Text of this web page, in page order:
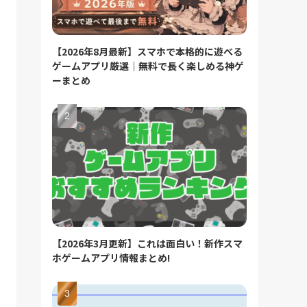
【2026年8月最新】スマホで本格的に遊べる
ゲームアプリ厳選｜無料で長く楽しめる神ゲ
ーまとめ
【2026年3月更新】これは面白い！新作スマ
ホゲームアプリ情報まとめ!